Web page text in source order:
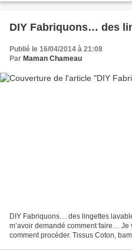
DIY Fabriquons… des
Publié le 16/04/2014 à 21:08
Par Maman Chameau
DIY Fabriquons… des lingettes
m’avoir demandé comment faire…
comment procéder. Tissus Coton,